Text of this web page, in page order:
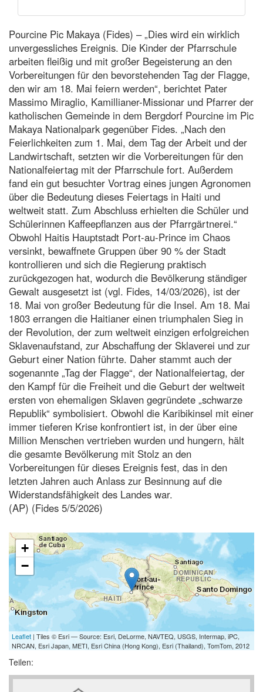
Pourcine Pic Makaya (Fides) – „Dies wird ein wirklich
unvergessliches Ereignis. Die Kinder der Pfarrschule
arbeiten fleißig und mit großer Begeisterung an den
Vorbereitungen für den bevorstehenden Tag der Flagge,
den wir am 18. Mai feiern werden“, berichtet Pater
Massimo Miraglio, Kamillianer-Missionar und Pfarrer der
katholischen Gemeinde in dem Bergdorf Pourcine im Pic
Makaya Nationalpark gegenüber Fides. „Nach den
Feierlichkeiten zum 1. Mai, dem Tag der Arbeit und der
Landwirtschaft, setzten wir die Vorbereitungen für den
Nationalfeiertag mit der Pfarrschule fort. Außerdem
fand ein gut besuchter Vortrag eines jungen Agronomen
über die Bedeutung dieses Feiertags in Haiti und
weltweit statt. Zum Abschluss erhielten die Schüler und
Schülerinnen Kaffeepflanzen aus der Pfarrgärtnerei.“
Obwohl Haitis Hauptstadt Port-au-Prince im Chaos
versinkt, bewaffnete Gruppen über 90 % der Stadt
kontrollieren und sich die Regierung praktisch
zurückgezogen hat, wodurch die Bevölkerung ständiger
Gewalt ausgesetzt ist (vgl. Fides, 14/03/2026), ist der
18. Mai von großer Bedeutung für die Insel. Am 18. Mai
1803 errangen die Haitianer einen triumphalen Sieg in
der Revolution, der zum weltweit einzigen erfolgreichen
Sklavenaufstand, zur Abschaffung der Sklaverei und zur
Geburt einer Nation führte. Daher stammt auch der
sogenannte „Tag der Flagge“, der Nationalfeiertag, der
den Kampf für die Freiheit und die Geburt der weltweit
ersten von ehemaligen Sklaven gegründete „schwarze
Republik“ symbolisiert. Obwohl die Karibikinsel mit einer
immer tieferen Krise konfrontiert ist, in der über eine
Million Menschen vertrieben wurden und hungern, hält
die gesamte Bevölkerung mit Stolz an den
Vorbereitungen für dieses Ereignis fest, das in den
letzten Jahren auch Anlass zur Besinnung auf die
Widerstandsfähigkeit des Landes war.
(AP) (Fides 5/5/2026)
+
−
Leaflet | Tiles © Esri — Source: Esri, DeLorme, NAVTEQ, USGS, Intermap, iPC,
NRCAN, Esri Japan, METI, Esri China (Hong Kong), Esri (Thailand), TomTom, 2012
Teilen: